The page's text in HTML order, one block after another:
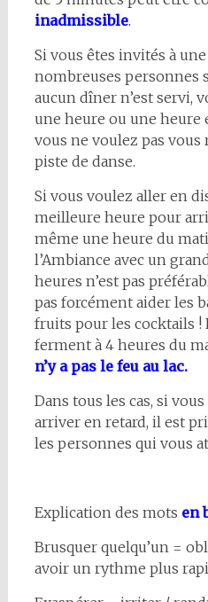
inadmissible.
Si vous êtes invités à
nombreuses personnes
aucun dîner n’est servi,
une heure ou une heure
vous ne voulez pas
piste de danse.
Si vous voulez aller en
meilleure heure pour
même une heure du
l’Ambiance avec un
heures n’est pas
pas forcément aider les
fruits pour les cocktails !
ferment à 4 heures du
n’y a pas le feu au lac.
Dans tous les cas, si
arriver en retard, il est
les personnes qui vous
Explication des mots en
Brusquer quelqu’un =
avoir un rythme plus